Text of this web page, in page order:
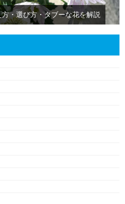
・選び方・タブーな花を解説